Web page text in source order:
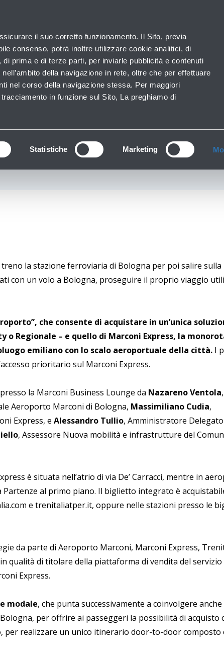
il suo corretto funzionamento. Il Sito, previa
consenso, potrà inoltre utilizzare cookie analitici, di
prima e di terze parti, per inviarle pubblicità e contenuti
della navigazione in rete, oltre che per effettuare
nel corso della navigazione stessa. Per maggiori
in funzione sul Sito, La preghiamo di
Statistiche Marketing
Business Sala stampa Operatori aeroportuali
BIGLIETTO
la stazione ferroviaria di Bologna per poi salire
con un volo a Bologna, proseguire il proprio viaggio
che consente di acquistare in un’unica
Regionale – e quello di Marconi Express, la
emiliano con lo scalo aeroportuale della città. I
prioritario sul Marconi Express.
la Marconi Business Lounge da Nazareno Ventola,
Aeroporto Marconi di Bologna, Massimiliano Cudia,
Express, eAlessandro Tullio, Amministratore
, Assessore Nuova mobilità e infrastrutture del
è situata nell’atrio di via De’ Carracci, mentre in
Partenze al primo piano. Il biglietto integrato è
e trenitaliatper.it, oppure nelle stazioni presso le
da parte di Aeroporto Marconi, Marconi Express,
qualità di titolare della piattaforma di vendita del
Express.
modale, che punta successivamente a coinvolgere anche
per offrire ai passeggeri la possibilità di acquisto
per realizzare un unico itinerario door-to-door composto